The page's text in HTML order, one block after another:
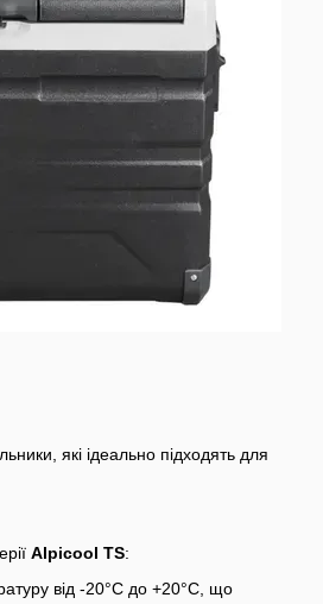
які ідеально підходять для
Alpicool TS:
від -20°C до +20°C, що